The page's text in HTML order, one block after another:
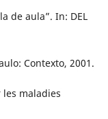
de aula”. In: DEL
Contexto, 2001.
les maladies